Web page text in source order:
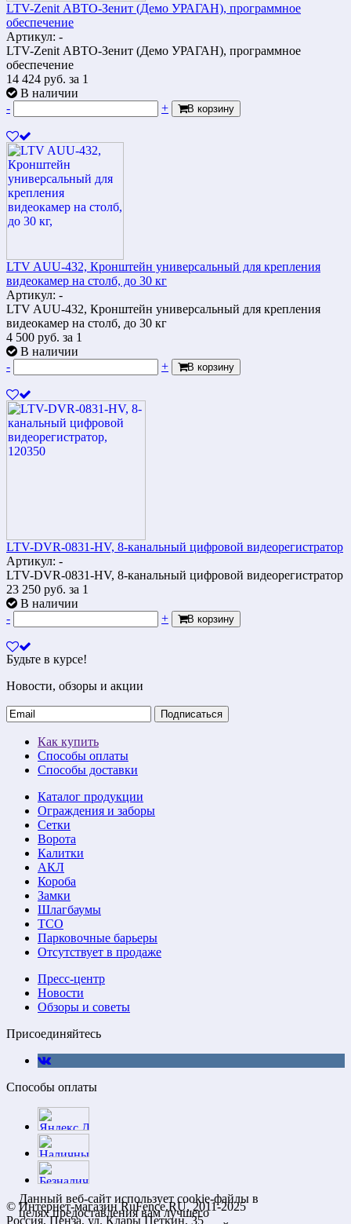
LTV-Zenit АВТО-Зенит (Демо УРАГАН), программное
обеспечение
Артикул: -
LTV-Zenit АВТО-Зенит (Демо УРАГАН), программное
обеспечение
14 424 руб. за 1
В наличии
-
+ В корзину
LTV AUU-432, Кронштейн универсальный для крепления
видеокамер на столб, до 30 кг
Артикул: -
LTV AUU-432, Кронштейн универсальный для крепления
видеокамер на столб, до 30 кг
4 500 руб. за 1
В наличии
-
+ В корзину
LTV-DVR-0831-HV, 8-канальный цифровой видеорегистратор
Артикул: -
LTV-DVR-0831-HV, 8-канальный цифровой видеорегистратор
23 250 руб. за 1
В наличии
-
+ В корзину
Будьте в курсе!
Новости, обзоры и акции
Подписаться
Как купить
Способы оплаты
Способы доставки
Каталог продукции
Ограждения и заборы
Сетки
Ворота
Калитки
АКЛ
Короба
Замки
Шлагбаумы
ТСО
Парковочные барьеры
Отсутствует в продаже
Пресс-центр
Новости
Обзоры и советы
Присоединяйтесь
Способы оплаты
© Интернет-магазин RuFence.RU, 2011-2025
Россия, Пенза, ул. Клары Цеткин, 35
Данный веб-сайт использует cookie-файлы в
целях предоставления вам лучшего